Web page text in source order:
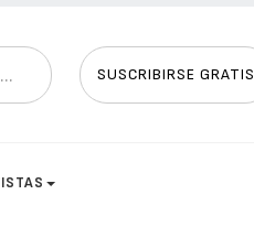
SUSCRIBIRSE GRATIS